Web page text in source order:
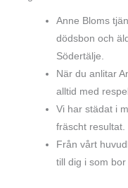
Anne Bloms
dödsbon och
Södertälje.
När du anlitar
alltid med
Vi har städat i
fräscht resultat.
Från vårt
till dig i som bor